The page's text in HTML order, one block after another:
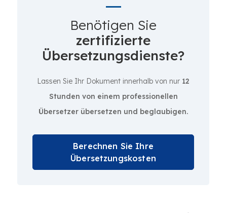
Benötigen Sie
zertifizierte
Übersetzungsdienste?
Lassen Sie Ihr Dokument innerhalb von nur 12
Stunden von einem professionellen
Übersetzer übersetzen und beglaubigen.
Berechnen Sie Ihre
Übersetzungskosten